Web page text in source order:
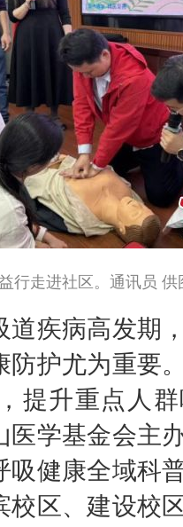
行走进社区。通讯员 供
疾病高发期
防护尤为重要
提升重点人
医学基金会主
吸健康全域科
校区、建设校